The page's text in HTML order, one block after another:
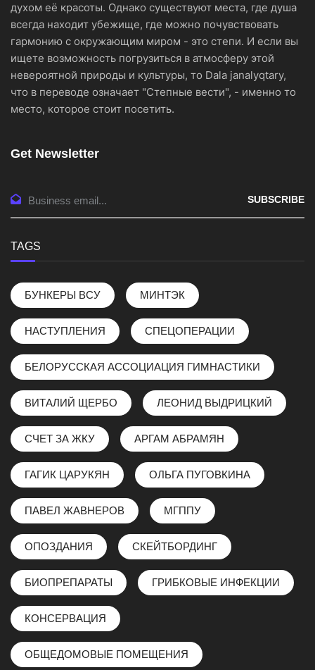
духом её красоты. Однако существуют места, где душа
всегда находит убежище, где можно почувствовать
гармонию с окружающим миром - это степи. И если вы
ищете возможность погрузиться в атмосферу этой
невероятной природы и культуры, то Dala janalyqtary,
что в переводе означает "Степные вести", - именно то
место, которое стоит посетить.
Get Newsletter
SUBSCRIBE
TAGS
БУНКЕРЫ ВСУ МИНТЭК
НАСТУПЛЕНИЯ СПЕЦОПЕРАЦИИ
БЕЛОРУССКАЯ АССОЦИАЦИЯ ГИМНАСТИКИ
ВИТАЛИЙ ЩЕРБО ЛЕОНИД ВЫДРИЦКИЙ
СЧЕТ ЗА ЖКУ АРГАМ АБРАМЯН
ГАГИК ЦАРУКЯН ОЛЬГА ПУГОВКИНА
ПАВЕЛ ЖАВНЕРОВ МГППУ
ОПОЗДАНИЯ СКЕЙТБОРДИНГ
БИОПРЕПАРАТЫ ГРИБКОВЫЕ ИНФЕКЦИИ
КОНСЕРВАЦИЯ
ОБЩЕДОМОВЫЕ ПОМЕЩЕНИЯ